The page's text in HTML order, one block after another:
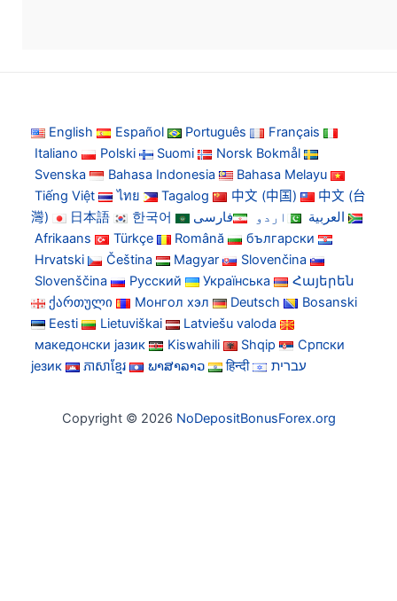
English Español Português
Français
Italiano
Polski Suomi
Norsk Bokmål
Svenska
Bahasa Indonesia
Bahasa Melayu
Tiếng Việt
ไทย Tagalog 中文 (中国)
中文 (台
灣)
日本語 한국어 العربية اردو
فارسی
Afrikaans
Türkçe Română
български
Hrvatski
Čeština Magyar
Slovenčina
Slovenščina
Русский Українська
Հայերեն
ქართული
Монгол хэл Deutsch
Bosanski
Eesti
Lietuviškai
Latviešu valoda
македонски јазик
Kiswahili Shqip
Српски
језик
ភាសាខ្មែរ ພາສາລາວ हिन्दी עברית
Copyright © 2026 NoDepositBonusForex.org